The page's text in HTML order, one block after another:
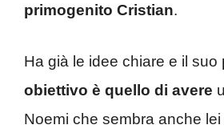
primogenito Cristian.
Ha già le idee chiare e il suo
obiettivo è quello di avere
Noemi che sembra anche